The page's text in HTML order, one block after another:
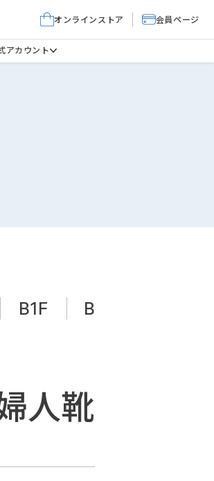
オンラインストア 会員ページ
アカウント
B1F B2F
人靴